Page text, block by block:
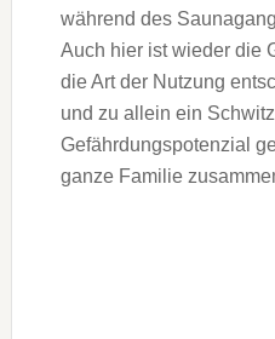
während des
Auch hier ist wieder die
die Art der Nutzung
und zu allein ein
Gefährdungspotenzial
ganze Familie